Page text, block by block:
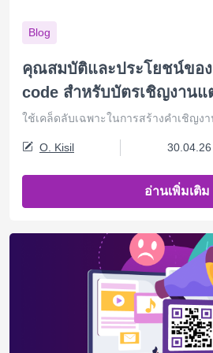
Blog
คุณสมบัติและประโยชน์ขอ
code สำหรับบัตรเชิญงานแ
ใช้เคล็ดลับเฉพาะในการสร้างคำเชิญง
O. Kisil 30.04.26
อ่านเพิ่มเติม